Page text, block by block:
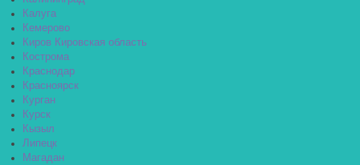
Калуга
Кемерово
Киров Кировская область
Кострома
Краснодар
Красноярск
Курган
Курск
Кызыл
Липецк
Магадан